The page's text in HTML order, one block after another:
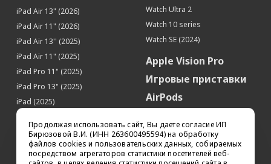
Продолжая использовать сайт, Вы даете согласие ИП
Бирюзовой В.И. (ИНН 263600495594) на обработку
файлов cookies и пользовательских данных, собираемых
посредством агрегаторов статистики посетителей веб-
iPad Air 13" (2026)
iPad Air 11" (2026)
iPad Air 13'' (2025)
iPad Air 11" (2025)
iPad Pro 11" (2025)
iPad Pro 13" (2025)
iPad (2025)
iPad Pro 13'' (2024)
iPad Pro 11'' (2024)
iPad Air 13'' (2024)
iPad Air 11" (2024)
Watch Ultra 2
Watch 10 series
Watch SE (2024)
Apple Vision Pro
Игровые приставки
AirPods
Квадрокоптеры
Apple TV